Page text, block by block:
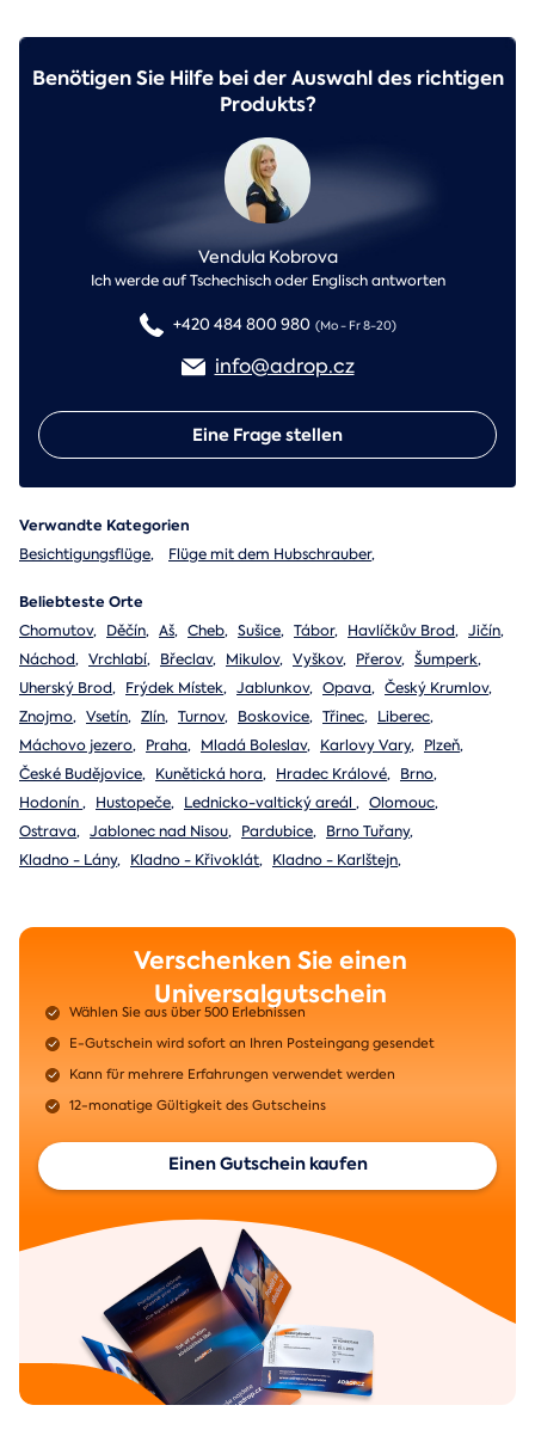
Benötigen Sie Hilfe bei der Auswahl des richtigen
Produkts?
Vendula Kobrova
Ich werde auf Tschechisch oder Englisch antworten
+420 484 800 980 (Mo - Fr 8-20)
info@adrop.cz
Eine Frage stellen
Verwandte Kategorien
Besichtigungsflüge, Flüge mit dem Hubschrauber,
Beliebteste Orte
Chomutov, Děčín, Aš, Cheb, Sušice, Tábor, Havlíčkův Brod, Jičín,
Náchod, Vrchlabí, Břeclav, Mikulov, Vyškov, Přerov, Šumperk,
Uherský Brod, Frýdek Místek, Jablunkov, Opava, Český Krumlov,
Znojmo, Vsetín, Zlín, Turnov, Boskovice, Třinec, Liberec,
Máchovo jezero, Praha, Mladá Boleslav, Karlovy Vary, Plzeň,
České Budějovice, Kunětická hora, Hradec Králové, Brno,
Hodonín, Hustopeče, Lednicko-valtický areál , Olomouc,
Ostrava, Jablonec nad Nisou, Pardubice, Brno Tuřany,
Kladno - Lány, Kladno - Křivoklát, Kladno - Karlštejn,
Verschenken Sie einen
Universalgutschein
Wählen Sie aus über 500 Erlebnissen
E-Gutschein wird sofort an Ihren Posteingang gesendet
Kann für mehrere Erfahrungen verwendet werden
12-monatige Gültigkeit des Gutscheins
Einen Gutschein kaufen